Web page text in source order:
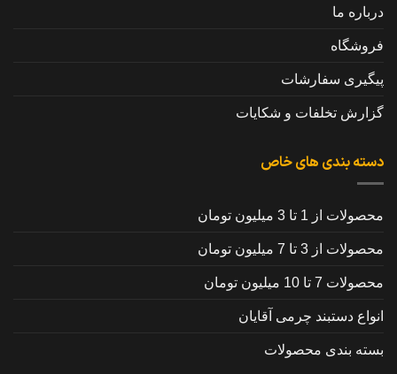
درباره ما
فروشگاه
پیگیری سفارشات
گزارش تخلفات و شکایات
دسته بندی های خاص
محصولات از 1 تا 3 میلیون تومان
محصولات از 3 تا 7 میلیون تومان
محصولات 7 تا 10 میلیون تومان
انواع دستبند چرمی آقایان
بسته بندی محصولات